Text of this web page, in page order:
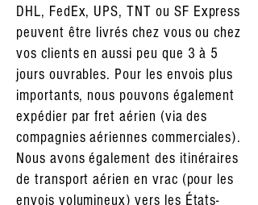
DHL, FedEx, UPS, TNT ou SF Express
peuvent être livrés chez vous ou chez
vos clients en aussi peu que 3 à 5
jours ouvrables. Pour les envois plus
importants, nous pouvons également
expédier par fret aérien (via des
compagnies aériennes commerciales).
Nous avons également des itinéraires
de transport aérien en vrac (pour les
envois volumineux) vers les États-